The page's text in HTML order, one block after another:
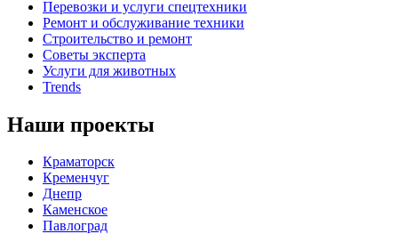
Перевозки и услуги спецтехники
Ремонт и обслуживание техники
Строительство и ремонт
Советы эксперта
Услуги для животных
Trends
Наши проекты
Краматорск
Кременчуг
Днепр
Каменское
Павлоград